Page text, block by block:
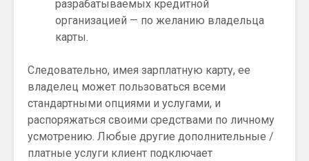
разрабатываемых кредитной
организацией — по желанию владельца
карты.
Следовательно, имея зарплатную карту, ее
владелец может пользоваться всеми
стандартными опциями и услугами, и
распоряжаться своими средствами по личному
усмотрению. Любые другие дополнительные /
платные услуги клиент подключает